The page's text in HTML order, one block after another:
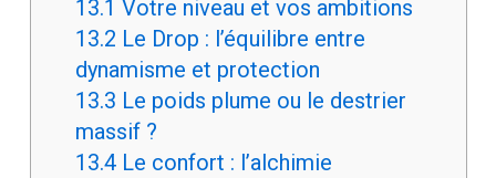
13.1 Votre niveau et vos ambitions
13.2 Le Drop : l’équilibre entre
dynamisme et protection
13.3 Le poids plume ou le destrier
massif ?
13.4Le confort : l’alchimie